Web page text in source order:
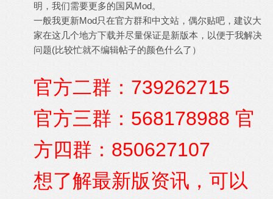
明，我们需要更多的国风Mod。
一般我更新Mod只在官方群和中文站，偶尔贴吧，建议大
家在这几个地方下载并尽量保证是新版本，以便于我解决
问题(比较忙就不编辑帖子的颜色什么了）
官方二群：739262715
官方三群：568178988 官
方四群：850627107
想了解最新版资讯，可以